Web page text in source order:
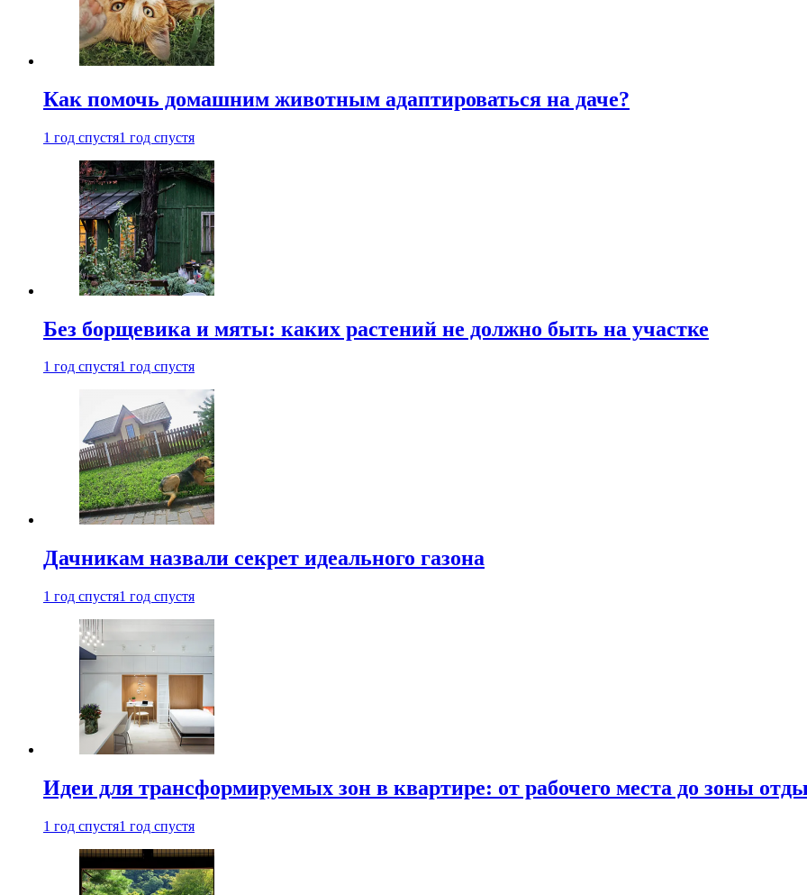
Как помочь домашним животным адаптироваться на даче?
1 год спустя1 год спустя
Без борщевика и мяты: каких растений не должно быть на участке
1 год спустя1 год спустя
Дачникам назвали секрет идеального газона
1 год спустя1 год спустя
Идеи для трансформируемых зон в квартире: от рабочего места до зоны
1 год спустя1 год спустя